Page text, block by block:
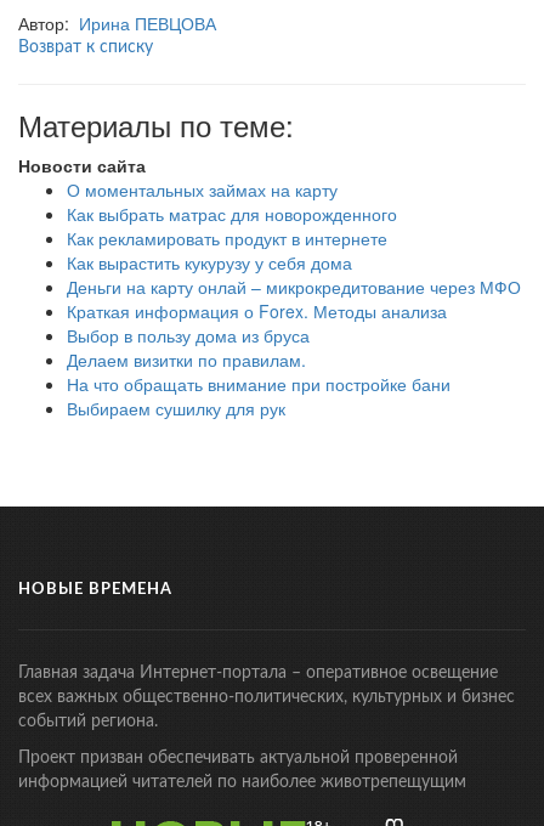
Автор: Ирина ПЕВЦОВА
Возврат к списку
Материалы по теме:
Новости сайта
О моментальных займах на карту
Как выбрать матрас для новорожденного
Как рекламировать продукт в интернете
Как вырастить кукурузу у себя дома
Деньги на карту онлай – микрокредитование через МФО
Краткая информация о Forex. Методы анализа
Выбор в пользу дома из бруса
Делаем визитки по правилам.
На что обращать внимание при постройке бани
Выбираем сушилку для рук
НОВЫЕ ВРЕМЕНА
Главная задача Интернет-портала – оперативное освещение
всех важных общественно-политических, культурных и бизнес
событий региона.
Проект призван обеспечивать актуальной проверенной
информацией читателей по наиболее животрепещущим